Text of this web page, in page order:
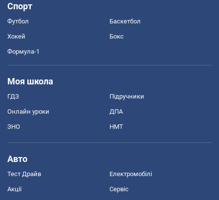
Спорт
Футбол Баскетбол
Хокей Бокс
Формула-1
Моя школа
ГДЗ Підручники
Онлайн уроки ДПА
ЗНО НМТ
Авто
Тест Драйв Електромобілі
Акції Сервіс